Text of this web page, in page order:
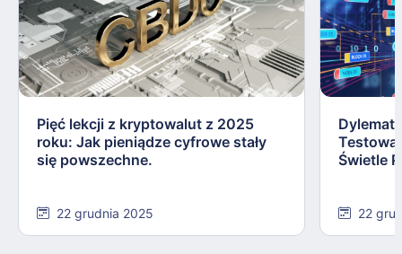
Pięć lekcji z kryptowalut z 2025
roku: Jak pieniądze cyfrowe stały
się powszechne.
22 grudnia 2025
Dylemat
Świetle
22